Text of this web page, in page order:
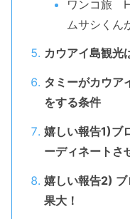
ワンコ旅
ムサシくん
カウアイ島観光
タミーがカウア
をする条件
嬉しい報告1)ブ
ーディネートさ
嬉しい報告2)
果大！